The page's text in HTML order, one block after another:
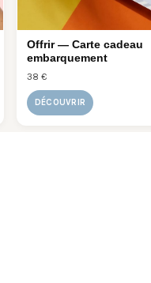
Offrir — Carte cadeau
embarquement
38 €
DÉCOUVRIR